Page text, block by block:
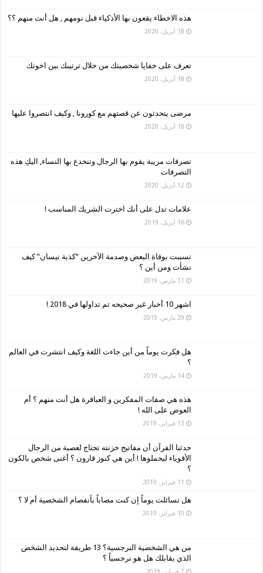
هذه الاخطاء يقعون بها الأذكياء قبل نومهم , هل أنت منهم ؟؟
18 أبريل، 2020
تعرف على خفايا شخصيتك من خلال ترتيبك بين اخوتك
18 أبريل، 2020
مرضى يتحدثون عن قصتهم مع كورونا , وكيف انتصروا عليها
18 أبريل، 2020
تصرفات مريبة يقوم بها الرجال وتنخدع بها النساء, اليكِ هذه
التصرفات
12 أبريل، 2020
علامات تدل على أنك اخترت الشريك المناسب !
16 أبريل، 2019
تسببت بوفاة البعض وصدمة الآخرين “كذبة نيسان” كيف
نشأت ومن أين ؟
31 مارس، 2019
اشهر 10 أخبار غير صحيحه تم تداولها في 2018 !
29 مارس، 2019
هل فكرت يوماً من أين جاءت اللغة وكيف انتشرت في العالم
؟
14 مارس، 2019
هذه هي صفات المفكرين و العباقرة هل أنت منهم ؟ أم
العوض على الله !
13 فبراير، 2019
حدثنا القرآن أن مفاتيح خزنته تحتاج لعصبة من الرجال
الأقوياء ليحملوها ! أين هي كنوز قارون ؟ أغنى شخص بالكون
؟
11 فبراير، 2019
هل تسائلت يوماً إن كنت مصاباً بأنفصام الشخصية أم لا ؟
10 فبراير، 2019
من هي الشخصية النرجسية؟ 13 طريقة لتحديد الشخص
الذي يقابلك هل هو نرجسياً ؟
7 فبراير، 2019